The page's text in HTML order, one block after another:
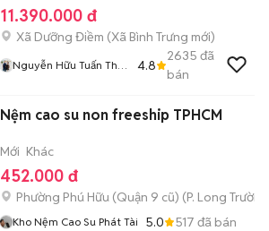
11.390.000 đ
Xã Dưỡng Điềm (Xã Bình Trưng mới)
Nguyễn Hữu Tuấn Thu
4.8
2635 đã
bán
Nệm cao su non freeship TPHCM
Mới Khác
452.000 đ
Phường Phú Hữu (Quận 9 cũ) (P. Long Trường
Kho Nệm Cao Su Phát Tài 5.0 517 đã bán